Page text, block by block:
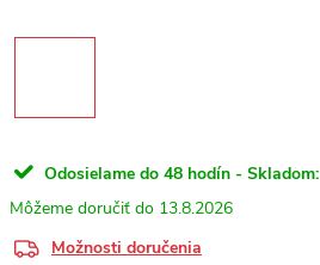
Odosielame do 48 hodín - Skladom:
13.8.2026
Možnosti doručenia